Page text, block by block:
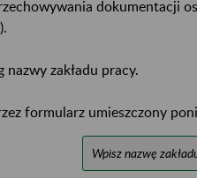
dokumentacji
nazwy zakładu pracy.
formularz umieszczony